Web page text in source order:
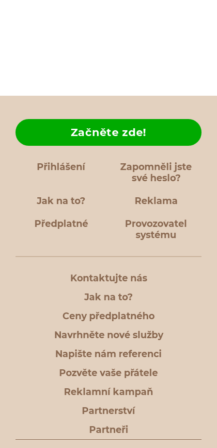
Přihlášení
Zapomněli jste
své heslo?
Jak na to?
Začněte zde!
Reklama
Předplatné
Provozovatel
systému
Kontaktujte nás
Jak na to?
Ceny předplatného
Navrhněte nové služby
Napište nám referenci
Pozvěte vaše přátele
Reklamní kampaň
Partnerství
Partneři